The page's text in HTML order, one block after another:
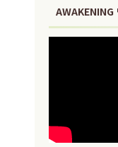
AWAKENING